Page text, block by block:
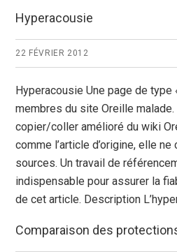
Hyperacousie
22 FÉVRIER 2012
Hyperacousie Une page de
membres du site Oreille
copier/coller amélioré du wiki
comme l’article d’origine, elle
sources. Un travail de
indispensable pour assurer la
de cet article. Description
Comparaison des